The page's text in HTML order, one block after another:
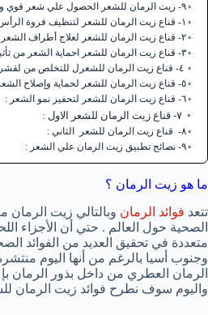
٩- زيت الرمان للشعر الحصول علي شعر قوي وجميل :
١- قناع زيت الرمان للشعر لتنظيف فروة الرأس :
٢- قناع زيت الرمان للشعر لعلاج أطراف الشعر التالفة :
٣- قناع زيت الرمان للشعر احماية الشعر من تأثير أشعة الشمس :
٤- قناع زيت الرمان للشعرل للتخلص من لقشرة الرأس :
٥- قناع زيت الرمان للشعر لحماية وإصلاح الشعر :
٦- قناع زيت الرمان للشعر لتحفيز نمو الشعر :
٨- قناع زيت الرمان للشعر الثاني :
٩- نصائح تطبيق زيت الرمان علي الشعر :
ما هو زيت الرمان ؟
تتعد فوائد الرمان وبالتالي زيت الرمان
الصحية حول العالم . حتي أن الأجزاء
متعددة في تحقيق العديد من الفوائد
وجنوب أسيا بالرغم من أنها اليوم
الرمان العطري من داخل بذور الرمان
واليوم سوف نطرح فوائد زيت الرمان